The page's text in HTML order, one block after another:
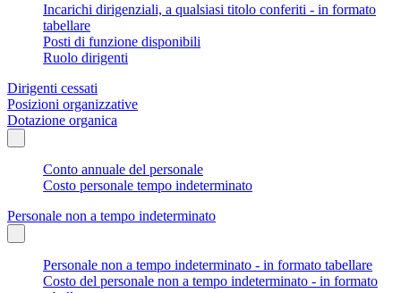
Incarichi dirigenziali, a qualsiasi titolo conferiti - in formato
tabellare
Posti di funzione disponibili
Ruolo dirigenti
Dirigenti cessati
Posizioni organizzative
Dotazione organica
Conto annuale del personale
Costo personale tempo indeterminato
Personale non a tempo indeterminato
Personale non a tempo indeterminato - in formato tabellare
Costo del personale non a tempo indeterminato - in formato